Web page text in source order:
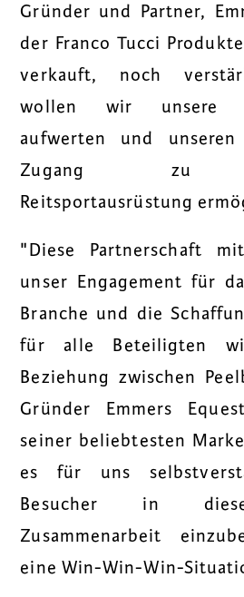
Gründer und Partner,
der Franco Tucci
verkauft, noch
wollen wir unsere
aufwerten und unseren
Zugang zu
Reitsportausrüstung
"Diese Partnerschaft
unser Engagement für
Branche und die
für alle Beteiligten
Beziehung zwischen
Gründer Emmers
seiner beliebtesten
es für uns
Besucher in
Zusammenarbeit
eine Win-Win-Win-